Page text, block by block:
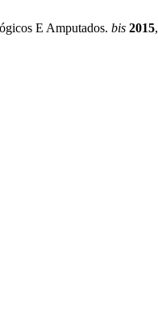
E Amputados. bis 2015,